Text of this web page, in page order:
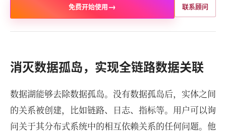
免费开始使用→ 联系顾问
消灭数据孤岛，实现全链路数据关联
数据湖能够去除数据孤岛。没有数据孤岛后，实体之间
的关系被创建，比如链路、日志、指标等。用户可以询
问关于其分布式系统中的相互依赖关系的任何问题。他